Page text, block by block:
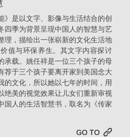
喜
｜
大
元
建
筑
工
》是以文字、影像与生活结合的创
四季为背景呈现中国人的智慧与艺
理，描绘出一张崭新的文化生活地
值与环保养生。其文字内容探讨
承载。姚任祥是一位三个孩子的母
荐于三个孩子要离开家到美国念大
的文化，所以她以七年的时间，用
绝美的视觉效果让儿女们重新审视
国人的生活智慧书，取名为《传家
GO TO